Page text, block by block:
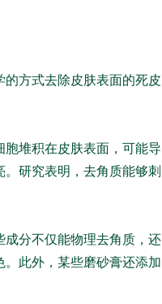
方式去除皮肤表面的死皮
堆积在皮肤表面，可能导
研究表明，去角质能够刺
分不仅能物理去角质，还
此外，某些磨砂膏还添加